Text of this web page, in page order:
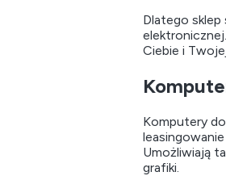
Dlatego sklep
Ciebie i
Komputery
Umożliwiają
grafiki.